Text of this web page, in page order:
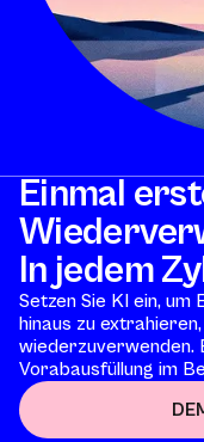
Einmal
In jedem
Setzen Sie KI ein, um
hinaus zu
wiederzuverwenden.
Vorabausfüllung im